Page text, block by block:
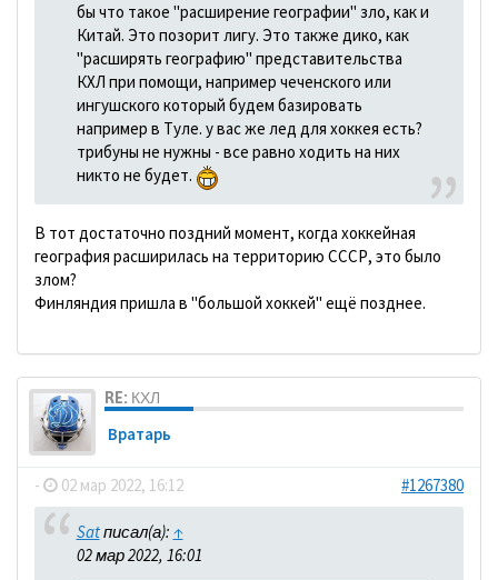
бы что такое "расширение географии" зло, как и
Китай. Это позорит лигу. Это также дико, как
"расширять географию" представительства
КХЛ при помощи, например чеченского или
ингушского который будем базировать
например в Туле. у вас же лед для хоккея есть?
трибуны не нужны - все равно ходить на них
никто не будет.
В тот достаточно поздний момент, когда хоккейная
география расширилась на территорию СССР, это было
злом?
Финляндия пришла в "большой хоккей" ещё позднее.
RE: КХЛ
Вратарь
- 02 мар 2022, 16:12 #1267380
Satписал(а): ↑
02 мар 2022, 16:01